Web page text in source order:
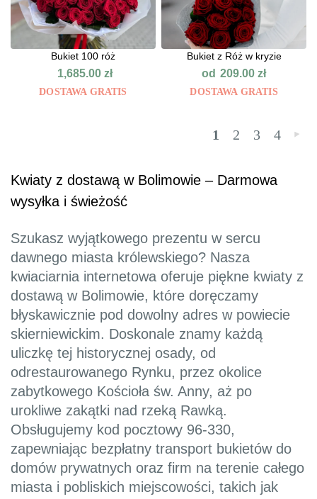
Bukiet 100 róż
1,685.00zł
DOSTAWA GRATIS
Bukiet z Róż w kryzie
od 209.00zł
DOSTAWA GRATIS
1 2 3 4 »
Kwiaty z dostawą w Bolimowie – Darmowa
wysyłka i świeżość
Szukasz wyjątkowego prezentu w sercu
dawnego miasta królewskiego? Nasza
kwiaciarnia internetowa oferuje piękne kwiaty z
dostawą w Bolimowie, które doręczamy
błyskawicznie pod dowolny adres w powiecie
skierniewickim. Doskonale znamy każdą
uliczkę tej historycznej osady, od
odrestaurowanego Rynku, przez okolice
zabytkowego Kościoła św. Anny, aż po
urokliwe zakątki nad rzeką Rawką.
Obsługujemy kod pocztowy 96-330,
zapewniając bezpłatny transport bukietów do
domów prywatnych oraz firm na terenie całego
miasta i pobliskich miejscowości, takich jak